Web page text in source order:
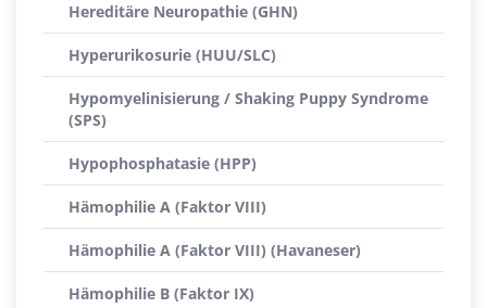
Hereditäre Neuropathie (GHN)
Hyperurikosurie (HUU/SLC)
Hypomyelinisierung / Shaking Puppy Syndrome
(SPS)
Hypophosphatasie (HPP)
Hämophilie A (Faktor VIII)
Hämophilie A (Faktor VIII) (Havaneser)
Hämophilie B (Faktor IX)